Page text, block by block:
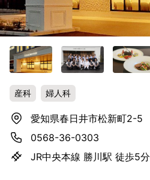
産科 婦人科
愛知県春日井市松新町2-5
0568-36-0303
JR中央本線 勝川駅 徒歩5分